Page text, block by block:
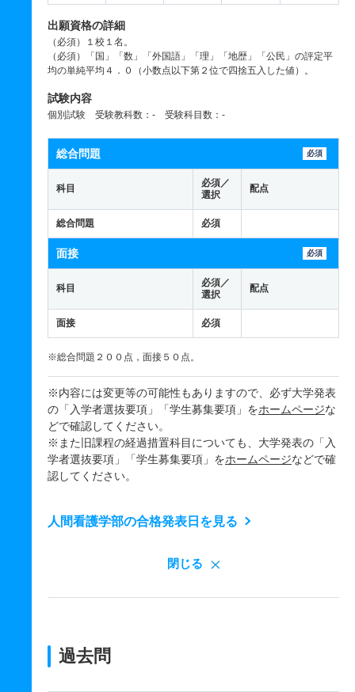
出願資格の詳細
（必須）１校１名。
（必須）「国」「数」「外国語」「理」「地歴」「公民」の評定平
均の単純平均４．０（小数点以下第２位で四捨五入した値）。
試験内容
個別試験 受験教科数：- 受験科目数：-
総合問題 必須
科目
必須／
選択
配点
総合問題 必須
面接 必須
科目
必須／
選択
配点
面接 必須
※総合問題２００点，面接５０点。
※内容には変更等の可能性もありますので、必ず大学発表
の「入学者選抜要項」「学生募集要項」をホームページな
どで確認してください。
※また旧課程の経過措置科目についても、大学発表の「入
学者選抜要項」「学生募集要項」をホームページなどで確
認してください。
人間看護学部の合格発表日を見る
閉じる
過去問